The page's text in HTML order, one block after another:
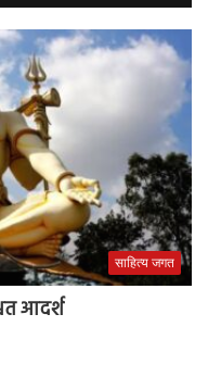
साहित्य जगत
आदर्श